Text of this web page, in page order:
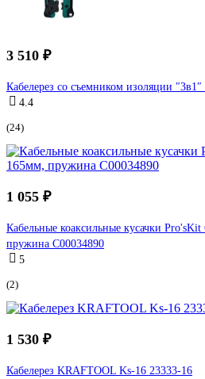
3 510 ₽
Кабелерез со съемником изоляции
4.4
(24)
1 055 ₽
Кабельные коаксильные кусачки
пружина С00034890
5
(2)
1 530 ₽
Кабелерез KRAFTOOL Ks-16 23333-16